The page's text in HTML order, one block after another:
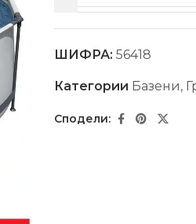
ШИФРА: 56418
Категории Базени,